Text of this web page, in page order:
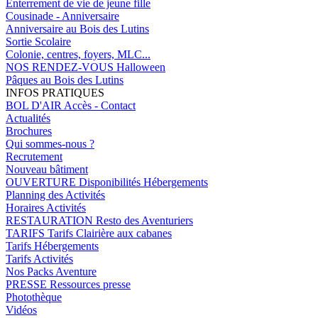
Enterrement de vie de jeune fille
Cousinade - Anniversaire
Anniversaire au Bois des Lutins
Sortie Scolaire
Colonie, centres, foyers, MLC...
NOS RENDEZ-VOUS Halloween
Pâques au Bois des Lutins
INFOS PRATIQUES
BOL D'AIR Accès - Contact
Actualités
Brochures
Qui sommes-nous ?
Recrutement
Nouveau bâtiment
OUVERTURE Disponibilités Hébergements
Planning des Activités
Horaires Activités
RESTAURATION Resto des Aventuriers
TARIFS Tarifs Clairière aux cabanes
Tarifs Hébergements
Tarifs Activités
Nos Packs Aventure
PRESSE Ressources presse
Photothèque
Vidéos